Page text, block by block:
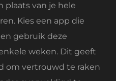
plaats van je hele
Kies een app die
gebruik deze
weken. Dit geeft
om vertrouwd te raken